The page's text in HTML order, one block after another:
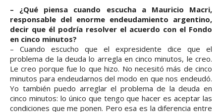
– ¿Qué piensa cuando escucha a Mauricio Macri,
responsable del enorme endeudamiento argentino,
decir que él podría resolver el acuerdo con el Fondo
en cinco minutos?
– Cuando escucho que el expresidente dice que el
problema de la deuda lo arregla en cinco minutos, le creo.
Le creo porque fue lo que hizo. No necesitó más de cinco
minutos para endeudarnos del modo en que nos endeudó.
Yo también puedo arreglar el problema de la deuda en
cinco minutos: lo único que tengo que hacer es aceptar las
condiciones que me ponen. Pero esa es la diferencia entre